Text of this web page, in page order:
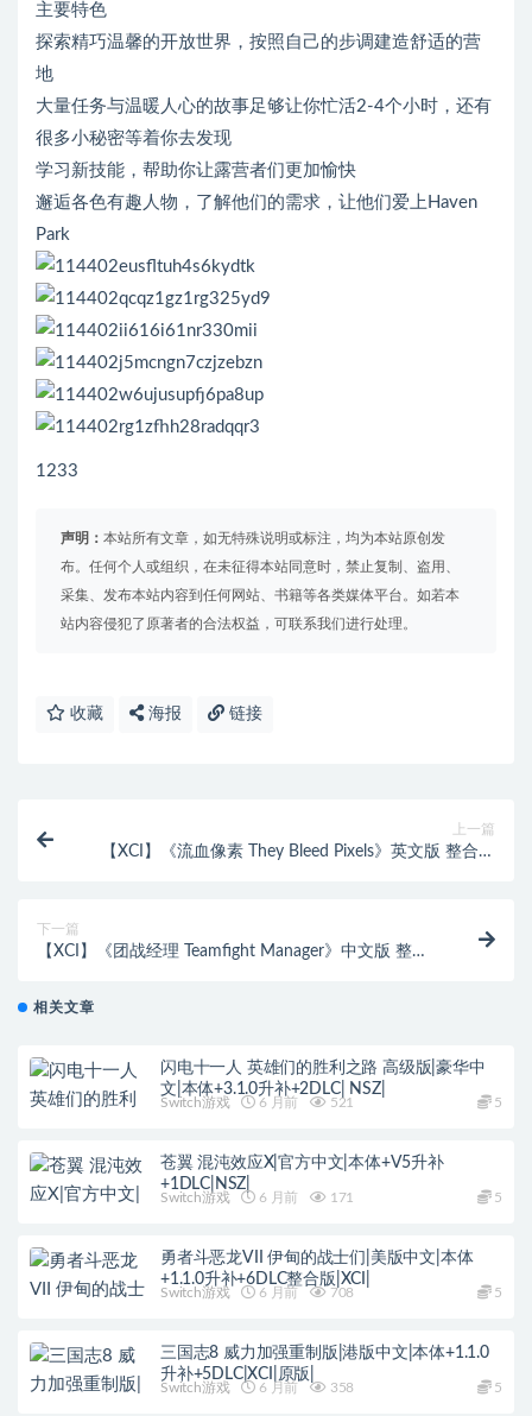
主要特色
探索精巧温馨的开放世界，按照自己的步调建造舒适的营
地
大量任务与温暖人心的故事足够让你忙活2-4个小时，还有
很多小秘密等着你去发现
学习新技能，帮助你让露营者们更加愉快
邂逅各色有趣人物，了解他们的需求，让他们爱上Haven
Park
1233
声明： 本站所有文章，如无特殊说明或标注，均为本站原创发
布。任何个人或组织，在未征得本站同意时，禁止复制、盗用、
采集、发布本站内容到任何网站、书籍等各类媒体平台。如若本
站内容侵犯了原著者的合法权益，可联系我们进行处理。
收藏 海报 链接
上一篇
【XCI】《流血像素 They Bleed Pixels》英文版 整合版
下一篇
【XCI】《团战经理 Teamfight Manager》中文版 整合
相关文章
闪电十一人 英雄们的胜利之路 高级版|豪华中
文|本体+3.1.0升补+2DLC| NSZ|
Switch游戏 6 月前 521 5
苍翼 混沌效应X|官方中文|本体+V5升补
+1DLC|NSZ|
Switch游戏 6 月前 171 5
勇者斗恶龙VII 伊甸的战士们|美版中文|本体
+1.1.0升补+6DLC整合版|XCI|
Switch游戏 6 月前 708 5
三国志8 威力加强重制版|港版中文|本体+1.1.0
升补+5DLC|XCI|原版|
Switch游戏 6 月前 358 5